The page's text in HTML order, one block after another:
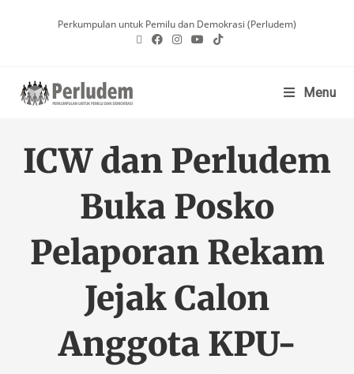
Perkumpulan untuk Pemilu dan Demokrasi (Perludem)
Menu
ICW dan Perludem
Buka Posko
Pelaporan Rekam
Jejak Calon
Anggota KPU-